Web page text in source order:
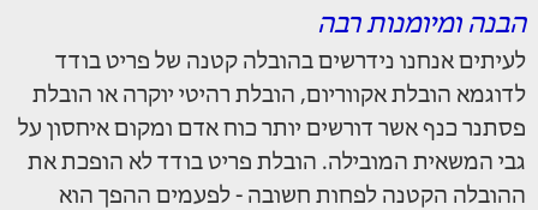
הבנה ומיומנות רבה
לעיתים אנחנו נידרשים בהובלה קטנה של פריט בודד
לדוגמא הובלת אקווריום, הובלת רהיטי יוקרה או הובלת
פסתנר כנף אשר דורשים יותר כוח אדם ומקום איחסון על
גבי המשאית המובילה. הובלת פריט בודד לא הופכת את
ההובלה הקטנה לפחות חשובה - לפעמים ההפך הוא